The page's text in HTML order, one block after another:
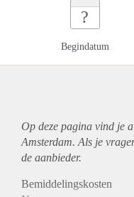
?
Begindatum
Op deze pagina vind je
Amsterdam. Als je
de aanbieder.
Bemiddelingskosten